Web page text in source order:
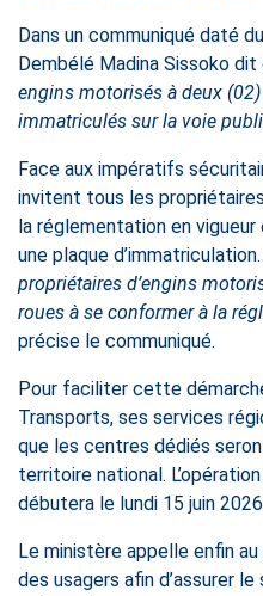
Dans un communiqué daté
Dembélé Madina Sissoko
engins motorisés à deux
immatriculés sur la voie
Face aux impératifs
invitent tous les
la réglementation en
une plaque d’immatriculation.
propriétaires d’engins
roues à se conformer à la
précise le communiqué.
Pour faciliter cette
Transports, ses services
que les centres dédiés
territoire national.
débutera le lundi 15 juin
Le ministère appelle enfin
des usagers afin d’assurer